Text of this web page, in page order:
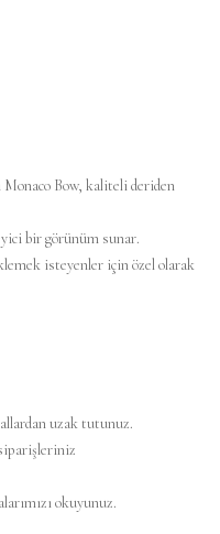
Bow, kaliteli deriden
bir görünüm sunar.
isteyenler için özel olarak
uzak tutunuz.
okuyunuz.